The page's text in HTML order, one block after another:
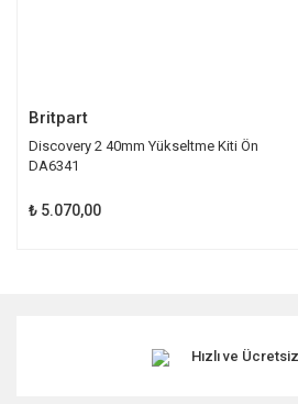
Britpart
Discovery 2 40mm Yükseltme Kiti Ön
DA6341
₺ 5.070,00
Hızlı ve